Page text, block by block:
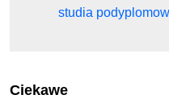
studia
Ciekawe